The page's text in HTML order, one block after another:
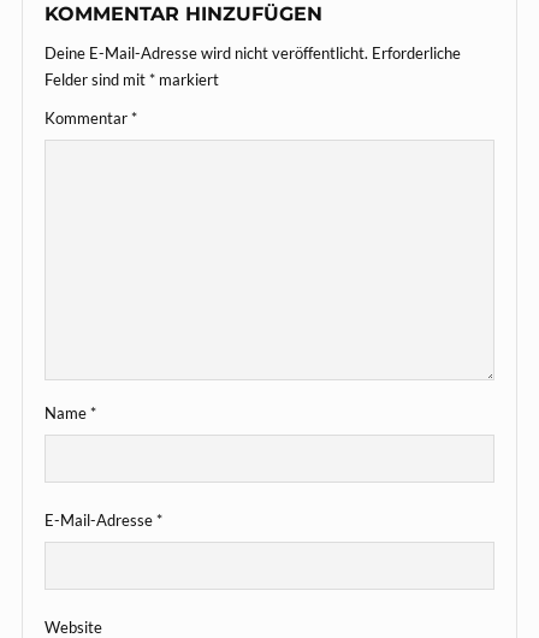
KOMMENTAR HINZUFÜGEN
Deine E-Mail-Adresse wird nicht veröffentlicht. Erforderliche
Felder sind mit* markiert
Kommentar*
Name*
E-Mail-Adresse*
Website